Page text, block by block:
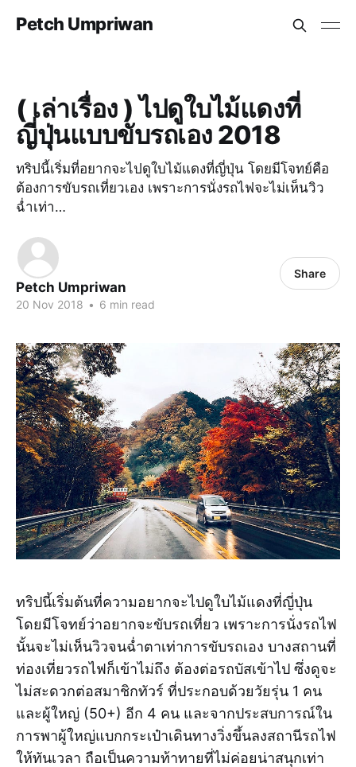
Petch Umpriwan
( เล่าเรื่อง ) ไปดูใบไม้แดงที่
ญี่ปุ่นแบบขับรถเอง 2018
ทริปนี้เริ่มที่อยากจะไปดูใบไม้แดงที่ญี่ปุ่น โดยมีโจทย์คือ
ต้องการขับรถเที่ยวเอง เพราะการนั่งรถไฟจะไม่เห็นวิว
ฉ่ำเท่า…
Petch Umpriwan
20 Nov 2018 • 6 min read
Share
ทริปนี้เริ่มต้นที่ความอยากจะไปดูใบไม้แดงที่ญี่ปุ่น
โดยมีโจทย์ว่าอยากจะขับรถเที่ยว เพราะการนั่งรถไฟ
นั้นจะไม่เห็นวิวจนฉ่ำตาเท่าการขับรถเอง บางสถานที่
ท่องเที่ยวรถไฟก็เข้าไม่ถึง ต้องต่อรถบัสเข้าไป ซึ่งดูจะ
ไม่สะดวกต่อสมาชิกทัวร์ ที่ประกอบด้วยวัยรุ่น 1 คน
และผู้ใหญ่ (50+) อีก 4 คน และจากประสบการณ์ใน
การพาผู้ใหญ่แบกกระเป๋าเดินทางวิ่งขึ้นลงสถานีรถไฟ
ให้ทันเวลา ถือเป็นความท้าทายที่ไม่ค่อยน่าสนุกเท่า